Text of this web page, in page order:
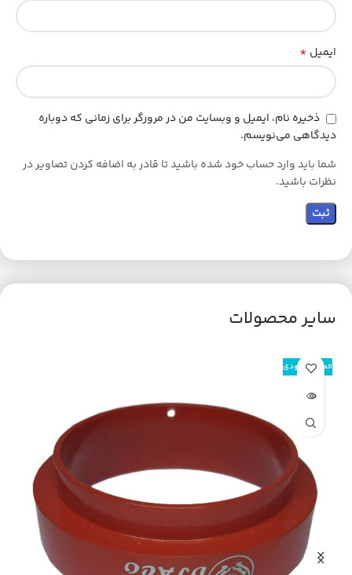
ایمیل *
ذخیره نام، ایمیل و وبسایت من در مرورگر برای زمانی که دوباره
دیدگاهی می‌نویسم.
شما باید وارد حساب خود شده باشید تا قادر به اضافه کردن تصاویر در
نظرات باشید.
سایر محصولات
اتمام موجودی